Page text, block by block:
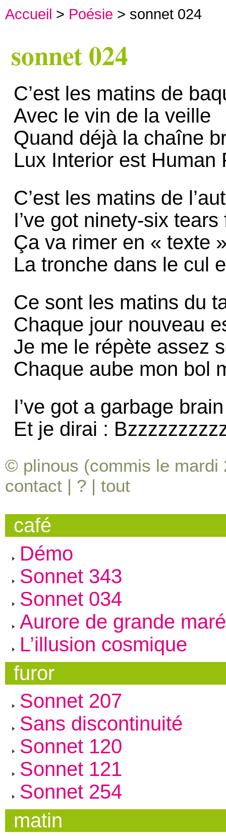
Accueil > Poésie > sonnet 024
sonnet 024
C’est les matins de
Avec le vin de la veille
Quand déjà la chaîne
Lux Interior est Human
C’est les matins de
I’ve got ninety-six
Ça va rimer en « texte
La tronche dans le cul
Ce sont les matins du
Chaque jour nouveau
Je me le répète assez
Chaque aube mon bol
I’ve got a garbage
Et je dirai :
© plinous (commis le
contact | ? | tout
café
Démo
Sonnet 343
Sonnet 034
Aurore de grande
L’illusion cosmique
furor
Sonnet 207
Sans discontinuité
Sonnet 120
Sonnet 121
Sonnet 254
matin